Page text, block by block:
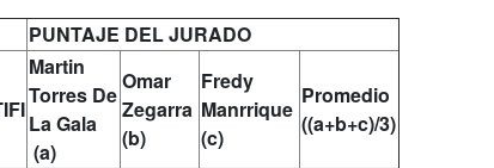
PUNTAJE DEL JURADO
Martin
Torres De
La Gala
(a)
Omar
Zegarra
(b)
Fredy
Manrrique
(c)
Promedio
((a+b+c)/3)